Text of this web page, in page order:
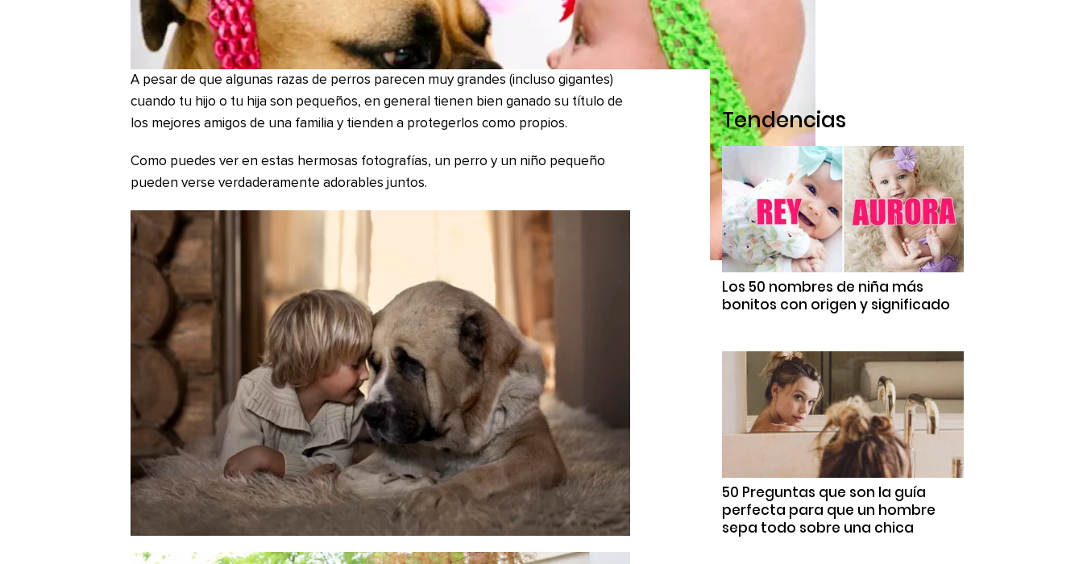
A pesar de que algunas razas de perros parecen muy grandes (incluso gigantes)
cuando tu hijo o tu hija son pequeños, en general tienen bien ganado su título de
los mejores amigos de una familia y tienden a protegerlos como propios.
Como puedes ver en estas hermosas fotografías, un perro y un niño pequeño
pueden verse verdaderamente adorables juntos.
Tendencias
Los 50 nombres de niña más
bonitos con origen y significado
50 Preguntas que son la guía
perfecta para que un hombre
sepa todo sobre una chica